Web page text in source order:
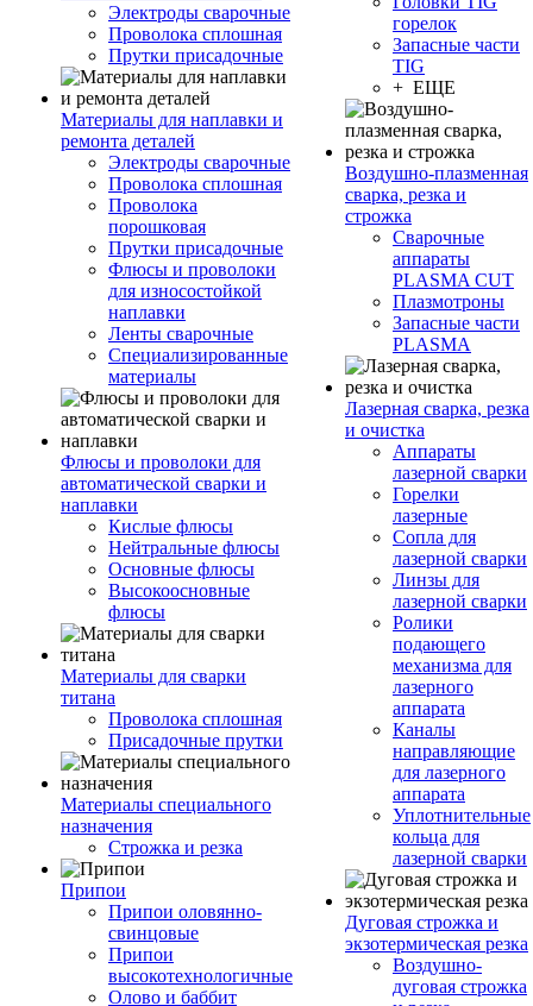
Электроды сварочные
Проволока сплошная
Прутки присадочные
Материалы для наплавки и
ремонта деталей
Электроды сварочные
Проволока сплошная
Проволока
порошковая
Прутки присадочные
Флюсы и проволоки
для износостойкой
наплавки
Ленты сварочные
Специализированные
материалы
Флюсы и проволоки для
автоматической сварки и
наплавки
Кислые флюсы
Нейтральные флюсы
Основные флюсы
Высокоосновные
флюсы
Материалы для сварки
титана
Проволока сплошная
Присадочные прутки
Материалы специального
назначения
Строжка и резка
Припои
Припои оловянно-
свинцовые
Припои
высокотехнологичные
Олово и баббит
горелок
Запасные части
TIG
+ ЕЩЕ
Воздушно-плазменная
сварка, резка и
строжка
Сварочные
аппараты
PLASMA CUT
Плазмотроны
Запасные части
PLASMA
Лазерная сварка, резка
и очистка
Аппараты
лазерной сварки
Горелки
лазерные
Сопла для
лазерной сварки
Линзы для
лазерной сварки
Ролики
подающего
механизма для
лазерного
аппарата
Каналы
направляющие
для лазерного
аппарата
Уплотнительные
кольца для
лазерной сварки
Дуговая строжка и
экзотермическая резка
Воздушно-
дуговая строжка